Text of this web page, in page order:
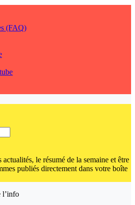
(FAQ)
le résumé de la semaine et être
publiés directement dans votre boîte
l’info